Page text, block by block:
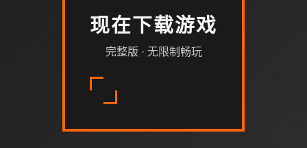
现在下载游戏
完整版 · 无限制畅玩